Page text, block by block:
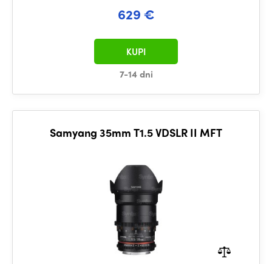
629 €
7-14 dni
KUPI
Samyang 35mm T1.5 VDSLR II MFT